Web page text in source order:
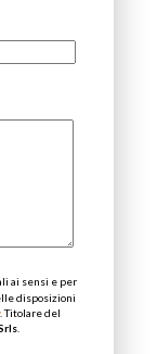
ai sensi e per
disposizioni
. Titolare del
.